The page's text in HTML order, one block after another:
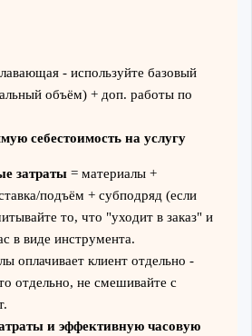
- используйте базовый
объём) + доп. работы по
себестоимость на услугу
затраты= материалы +
подъём + субподряд (если
то, что "уходит в заказ" и
в виде инструмента.
оплачивает клиент отдельно -
отдельно, не смешивайте с
и эффективную часовую